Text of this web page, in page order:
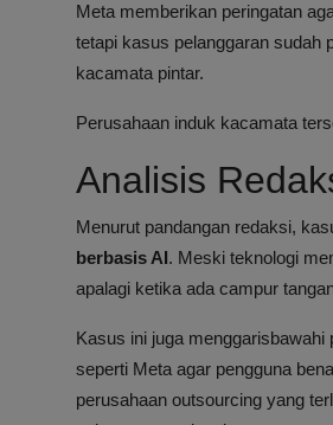
Meta memberikan peringatan
tetapi kasus pelanggaran sudah
kacamata pintar.
Perusahaan induk kacamata
Analisis
Menurut pandangan redaksi,
berbasis AI. Meski teknologi
apalagi ketika ada campur
Kasus ini juga
seperti Meta agar pengguna
perusahaan outsourcing yang